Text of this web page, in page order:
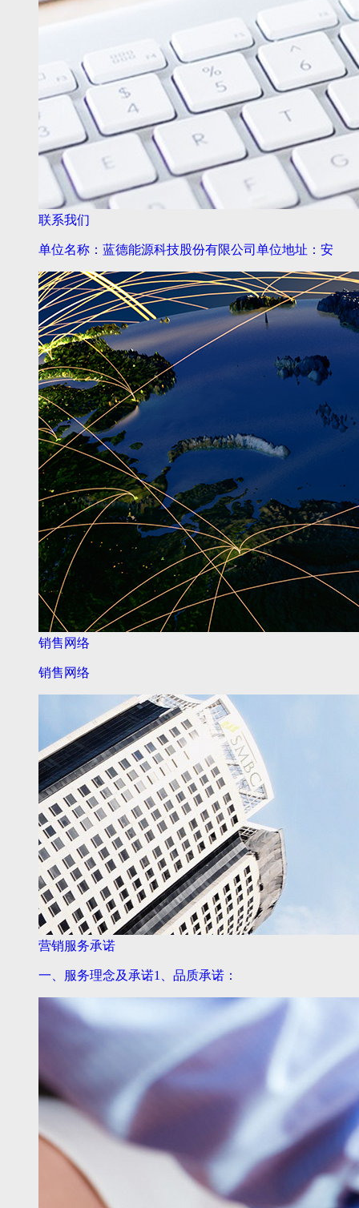
联系我们
单位名称：蓝德能源科技股份有限公司单位地址：安
销售网络
销售网络
营销服务承诺
一、服务理念及承诺1、品质承诺：